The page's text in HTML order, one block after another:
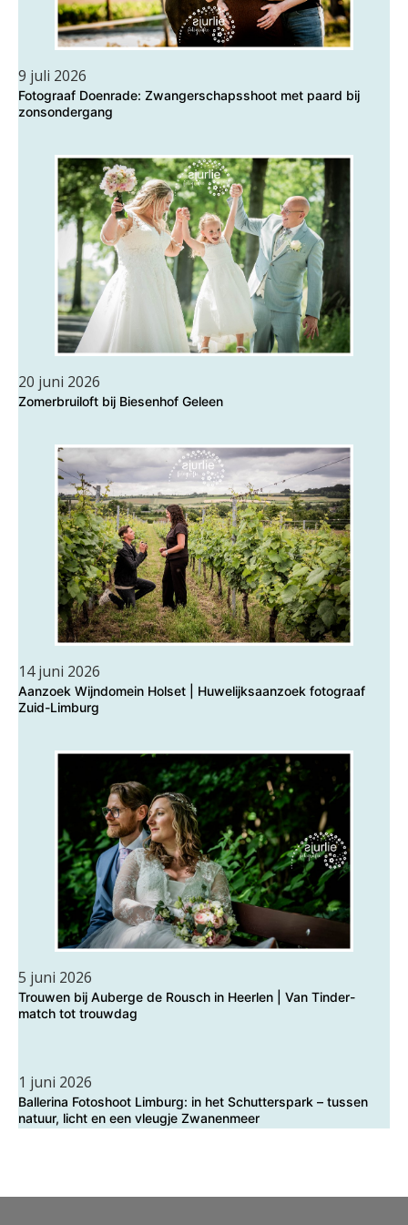
9 juli 2026
Fotograaf Doenrade: Zwangerschapsshoot met paard bij
zonsondergang
20 juni 2026
Zomerbruiloft bij Biesenhof Geleen
14 juni 2026
Aanzoek Wijndomein Holset | Huwelijksaanzoek fotograaf
Zuid-Limburg
5 juni 2026
Trouwen bij Auberge de Rousch in Heerlen | Van Tinder-
match tot trouwdag
1 juni 2026
Ballerina Fotoshoot Limburg: in het Schutterspark – tussen
natuur, licht en een vleugje Zwanenmeer